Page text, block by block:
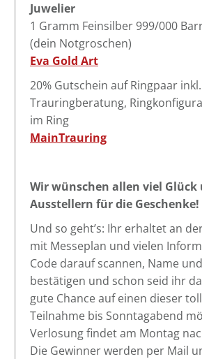
Juwelier
1 Gramm Feinsilber 999/000
(dein Notgroschen)
Eva Gold Art
20% Gutschein auf Ringpaar inkl.
Trauringberatung,
im Ring
MainTrauring
Wir wünschen allen viel Glück
Ausstellern für die Geschenke!
Und so geht’s: Ihr erhaltet an
mit Messeplan und vielen
Code darauf scannen, Name
bestätigen und schon seid ihr
gute Chance auf einen dieser
Teilnahme bis Sonntagabend
Verlosung findet am Montag
Die Gewinner werden per Mail